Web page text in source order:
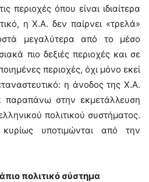
περιοχές όπου είναι ιδιαίτερα
η Χ.Α. δεν παίρνει «τρελά»
μεγαλύτερα από το μέσο
πιο δεξιές περιοχές και σε
περιοχές, όχι μόνο εκεί
η άνοδος της Χ.Α.
παραπάνω στην εκμετάλλευση
πολιτικού συστήματος.
υποτιμώνται από την
πολιτικό σύστημα